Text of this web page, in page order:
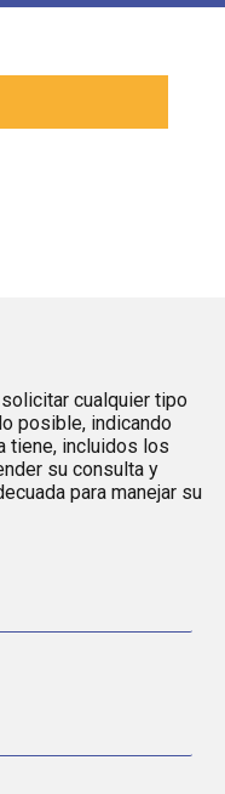
cualquier tipo
posible, indicando
tiene, incluidos los
su consulta y
para manejar su